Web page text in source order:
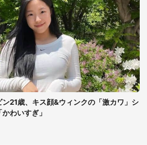
21歳、キス顔&ウィンクの「激カワ」シ
わいすぎ」